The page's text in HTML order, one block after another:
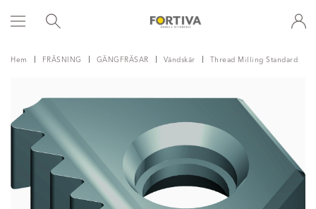
Hem FRÄSNING GÄNGFRÄSAR Vändskär Thread Milling Standard